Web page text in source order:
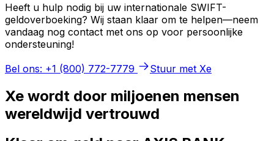
Heeft u hulp nodig bij uw internationale SWIFT-
geldoverboeking? Wij staan klaar om te helpen—neem
vandaag nog contact met ons op voor persoonlijke
ondersteuning!
Bel ons: +1 (800) 772-7779
Stuur met Xe
Xe wordt door miljoenen mensen
wereldwijd vertrouwd